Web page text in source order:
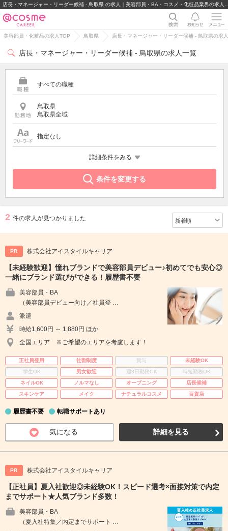
美容部員・化粧品の求人TOP 鳥取県 店長・マネージャー・リーダー候補 - 鳥取県の求
店長・マネージャー・リーダー候補 - 鳥取県の求人一覧
すべての職種
鳥取県
鳥取県全域
指定なし
詳細条件をみる
条件を変更する
2 件の求人が見つかりました
PR 株式会社アイスタイルキャリア
【未経験歓迎】憧れブランドで美容部員デビュー♪初めてでも安心◎
一緒にブランド選びができる！履歴書不要
美容部員・BA
（美容部員デビュー向け／社員登 …
派遣
時給1,600円 ～ 1,880円 ほか
全国エリア ※ご希望のエリアを考慮します！
正社員登用 社割制度 賞与
未経験OK
学生OK
男女歓迎 週3日勤務OK
時短勤務OK
ネイルOK
ノルマなし オープニング
店長候補
スキンケア
メイク ナチュラルコスメ 百貨店
履歴書不要 転職サポートあり
気になる 詳細を見る
PR 株式会社アイスタイルキャリア
【正社員】夏入社歓迎◎未経験OK！スピード選考×面接対策で内定
までサポート★人気ブランド多数！
美容部員・BA
（夏入社特集／内定までサポート …